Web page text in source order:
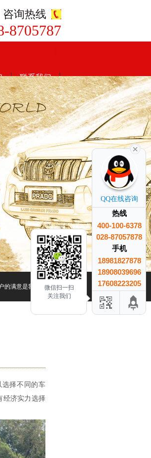
咨询热线
8705787
联系我们
意是我们最大的收益、用户的信赖是我们最大的成就.
择不同的车
经济实力选择
QQ在线咨询
热线
400-100-6378
028-87057878
手机
18981827878
18908039696
17608223205
微信扫一扫
关注我们